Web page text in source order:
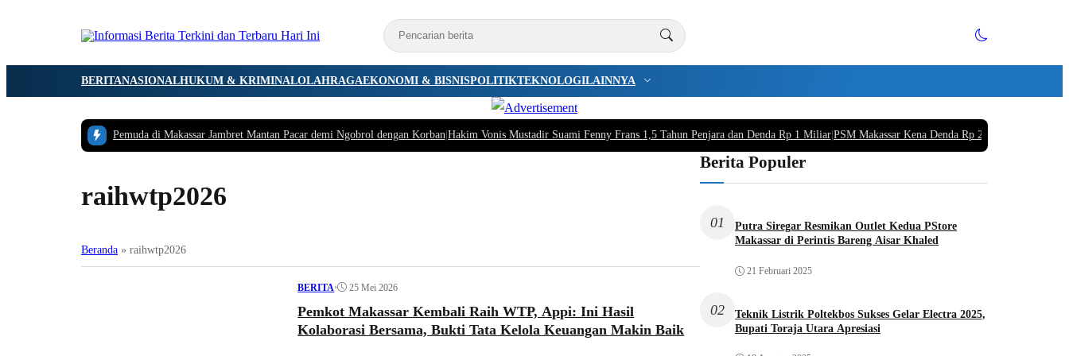
BERITANASIONALHUKUM & KRIMINALOLAHRAGAEKONOMI & BISNISPOLITIKTEKNOLOGILAINNYA
Pemuda di Makassar Jambret Mantan Pacar demi Ngobrol dengan Korban Hakim Vonis Mustadir Suami Fenny Frans 1,5 Tahun Penjara dan Denda Rp 1 Miliar| PSM Makassar Kena Denda Rp 220 Juta Buntut
raihwtp2026
Beranda » raihwtp2026
BERITA• 25 Mei 2026
Pemkot Makassar Kembali Raih WTP, Appi: Ini Hasil
Kolaborasi Bersama, Bukti Tata Kelola Keuangan Makin Baik
Berita Populer
01
Putra Siregar Resmikan Outlet Kedua PStore
Makassar di Perintis Bareng Aisar Khaled
21 Februari 2025
02
Teknik Listrik Poltekbos Sukses Gelar Electra 2025,
Bupati Toraja Utara Apresiasi